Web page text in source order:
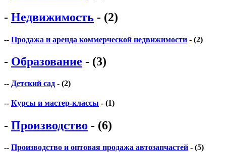
- Недвижимость - (2)
-- Продажа и аренда коммерческой недвижимости - (2)
- Образование - (3)
-- Детский сад - (2)
-- Курсы и мастер-классы - (1)
- Производство - (6)
-- Производство и оптовая продажа автозапчастей - (5)